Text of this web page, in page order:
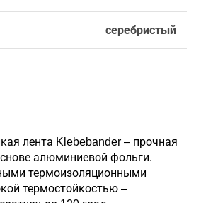
серебристый
лента Klebebander – прочная
алюминиевой фольги.
термоизоляционными
термостойкостью –